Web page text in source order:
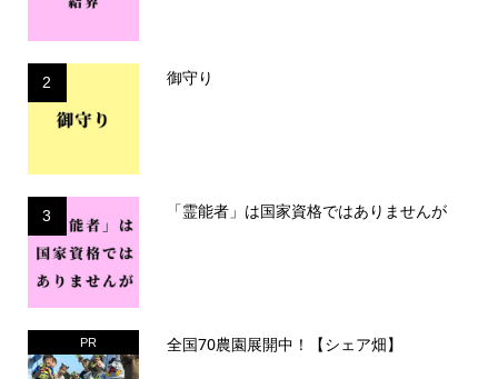
2 御守り
3 「霊能者」は国家資格ではありませんが
PR 全国70農園展開中！【シェア畑】